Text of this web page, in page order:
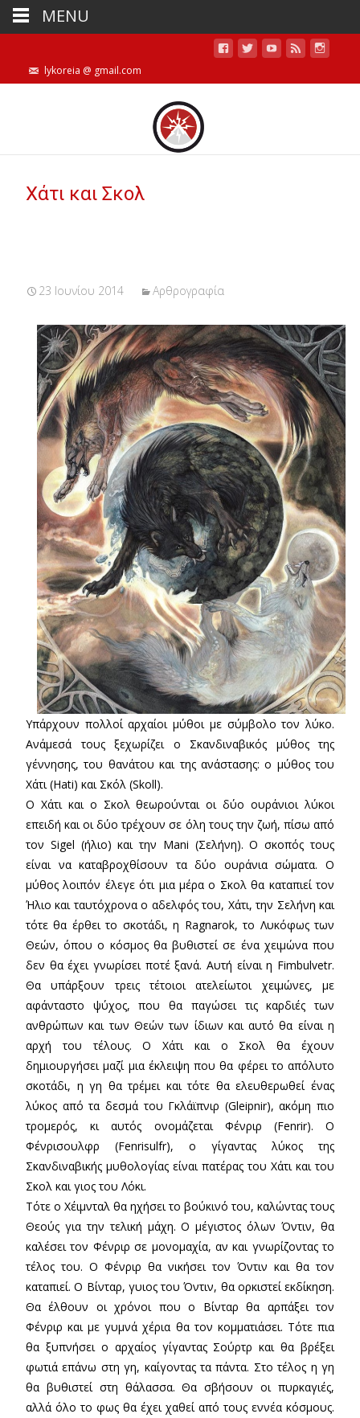
lykoreia @ gmail.com
Χάτι και Σκολ
23 Ιουνίου 2014 Αρθρογραφία
Υπάρχουν πολλοί αρχαίοι μύθοι με σύμβολο τον λύκο.
Ανάμεσά τους ξεχωρίζει ο Σκανδιναβικός μύθος της
γέννησης, του θανάτου και της ανάστασης: ο μύθος του
Χάτι (Hati) και Σκόλ (Skoll).
Ο Χάτι και ο Σκολ θεωρούνται οι δύο ουράνιοι λύκοι
επειδή και οι δύο τρέχουν σε όλη τους την ζωή, πίσω από
τον Sigel (ήλιο) και την Mani (Σελήνη). O σκοπός τους
είναι να καταβροχθίσουν τα δύο ουράνια σώματα. Ο
μύθος λοιπόν έλεγε ότι μια μέρα ο Σκολ θα καταπιεί τον
Ήλιο και ταυτόχρονα ο αδελφός του, Χάτι, την Σελήνη και
τότε θα έρθει το σκοτάδι, η Ragnarok, το Λυκόφως των
Θεών, όπου ο κόσμος θα βυθιστεί σε ένα χειμώνα που
δεν θα έχει γνωρίσει ποτέ ξανά. Αυτή είναι η Fimbulvetr.
Θα υπάρξουν τρεις τέτοιοι ατελείωτοι χειμώνες, με
αφάνταστο ψύχος, που θα παγώσει τις καρδιές των
ανθρώπων και των Θεών των ίδιων και αυτό θα είναι η
αρχή του τέλους. Ο Χάτι και ο Σκολ θα έχουν
δημιουργήσει μαζί μια έκλειψη που θα φέρει το απόλυτο
σκοτάδι, η γη θα τρέμει και τότε θα ελευθερωθεί ένας
λύκος από τα δεσμά του Γκλάϊπνιρ (Gleipnir), ακόμη πιο
τρομερός, κι αυτός ονομάζεται Φένριρ (Fenrir). Ο
Φένρισουλφρ (Fenrisulfr), o γίγαντας λύκος της
Σκανδιναβικής μυθολογίας είναι πατέρας του Χάτι και του
Σκολ και γιος του Λόκι.
Τότε ο Χέιμνταλ θα ηχήσει το βούκινό του, καλώντας τους
Θεούς για την τελική μάχη. Ο μέγιστος όλων Όντιν, θα
καλέσει τον Φένριρ σε μονομαχία, αν και γνωρίζοντας το
τέλος του. Ο Φένριρ θα νικήσει τον Όντιν και θα τον
καταπιεί. Ο Βίνταρ, γυιος του Όντιν, θα ορκιστεί εκδίκηση.
Θα έλθουν οι χρόνοι που ο Βίνταρ θα αρπάξει τον
Φένριρ και με γυμνά χέρια θα τον κομματιάσει. Τότε πια
θα ξυπνήσει ο αρχαίος γίγαντας Σούρτρ και θα βρέξει
φωτιά επάνω στη γη, καίγοντας τα πάντα. Στο τέλος η γη
θα βυθιστεί στη θάλασσα. Θα σβήσουν οι πυρκαγιές,
αλλά όλο το φως θα έχει χαθεί από τους εννέα κόσμους.
MENU